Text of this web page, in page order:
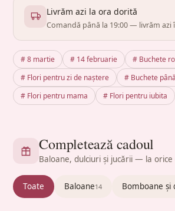
Livrăm azi la ora dorită
Comandă până la 19:00 — livrăm azi
# 8 martie # 14 februarie
# Buchete
# Flori pentru zi de naștere
# Buchete
# Flori pentru mama
# Flori pentru iubita
Completează cadoul
Baloane, dulciuri și jucării — la orice
Toate Baloane14 Bomboane și